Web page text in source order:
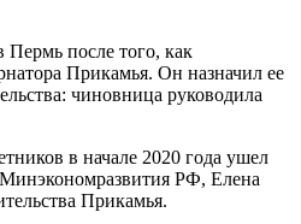
Пермь после того, как
Прикамья. Он назначил ее
чиновница руководила
в начале 2020 года ушел
РФ, Елена
Прикамья.